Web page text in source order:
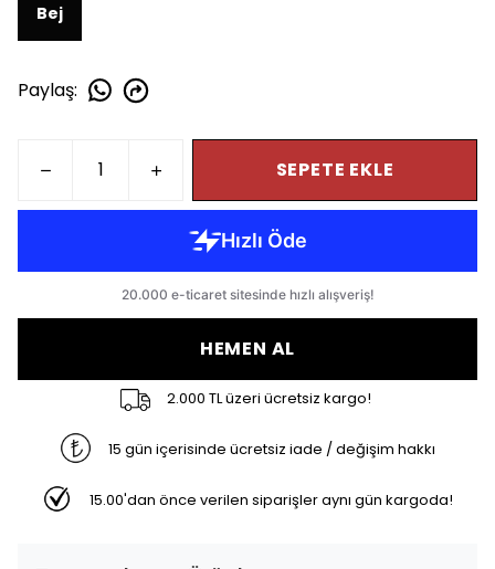
Bej
Paylaş:
SEPETE EKLE
HEMEN AL
2.000 TL üzeri ücretsiz kargo!
15 gün içerisinde ücretsiz iade / değişim hakkı
15.00'dan önce verilen siparişler aynı gün kargoda!